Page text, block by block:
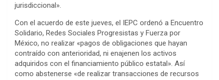
jurisdiccional».
Con el acuerdo de este jueves, el IEPC ordenó a Encuentro
Solidario, Redes Sociales Progresistas y Fuerza por
México, no realizar «pagos de obligaciones que hayan
contraído con anterioridad, ni enajenen los activos
adquiridos con el financiamiento público estatal». Así
como abstenerse «de realizar transacciones de recursos